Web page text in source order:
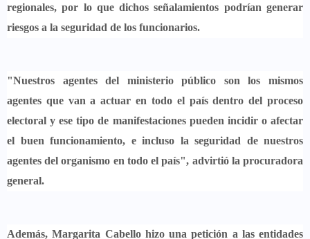
regionales, por lo que dichos señalamientos podrían generar
riesgos a la seguridad de los funcionarios.
"Nuestros agentes del ministerio público son los mismos
agentes que van a actuar en todo el país dentro del proceso
electoral y ese tipo de manifestaciones pueden incidir o afectar
el buen funcionamiento, e incluso la seguridad de nuestros
agentes del organismo en todo el país", advirtió la procuradora
general.
Además, Margarita Cabello hizo una petición a las entidades